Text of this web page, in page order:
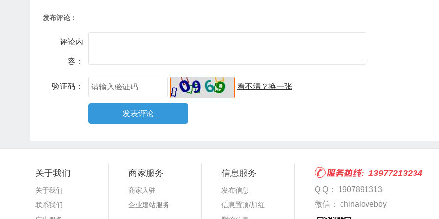
发布评论：
评论内
容：
验证码： 看不清？换一张
关于我们
关于我们
联系我们
商家服务
商家入驻
企业建站服务
信息服务
发布信息
信息置顶/加红
13977213234
Q Q： 1907891313
微信： chinaloveboy